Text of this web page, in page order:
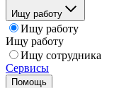
Ищу работу
Ищу работу
Ищу работу
Ищу сотрудника
Сервисы
Помощь